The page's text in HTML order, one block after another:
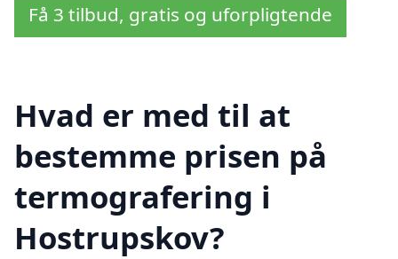
Få 3 tilbud, gratis og uforpligtende
Hvad er med til at
bestemme prisen på
termografering i
Hostrupskov?